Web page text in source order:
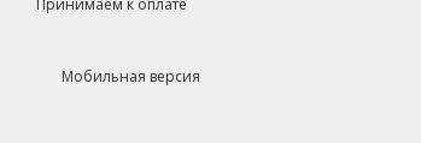
Принимаем к оплате
Мобильная версия